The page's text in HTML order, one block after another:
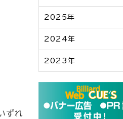
ずれ
2025年
2024年
2023年